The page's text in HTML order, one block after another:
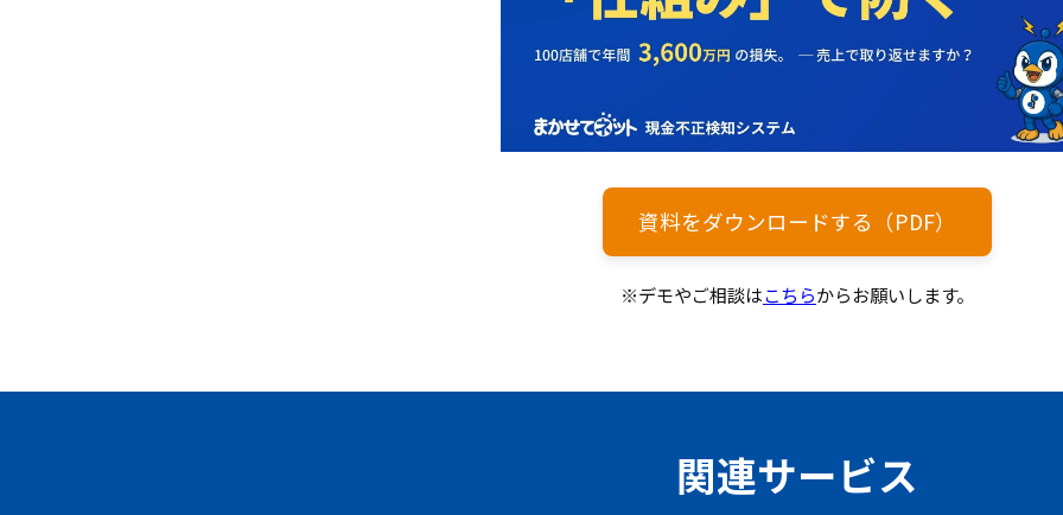
資料をダウンロードする（PDF）
※デモやご相談はこちらからお願いします。
関連サービス